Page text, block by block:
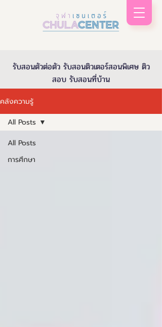
รับสอนตัวต่อตัว รับสอนติวเตอร์สอนพิเศษ ติว
สอบ รับสอนที่บ้าน
คลังความรู้
All Posts
การศึกษา
All Posts